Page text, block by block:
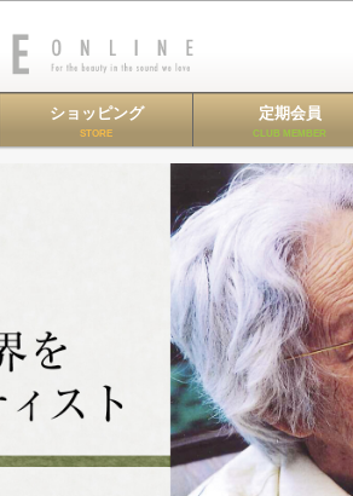
ショッピング
STORE
定期会員
CLUB MEMBER